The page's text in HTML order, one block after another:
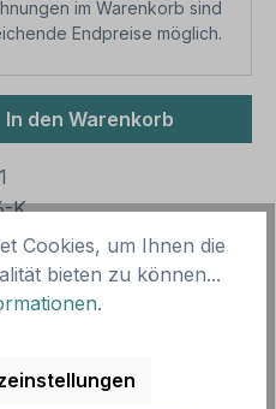
im Warenkorb sind
Endpreise möglich.
den
In den Warenkorb
K
beinhal…
Cookies, um Ihnen die
bieten zu können...
.